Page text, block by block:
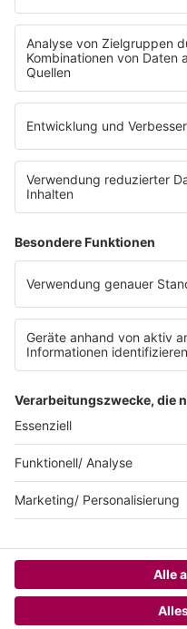
Kontakt
Newsletter
Empfang
sunshine live App
werben bei SUNSHINE LIVE
SERVICE
Datenschutz
Datenschutzeinstellungen
Datenschutzerklärung zur
Impressum
Teilnahmebedingungen
SUNSHINE
© sunshine live / realisiert auf